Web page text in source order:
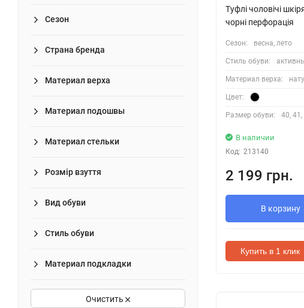
Сезон
Страна бренда
Материал верха
Материал подошвы
Материал стельки
Розмір взуття
Вид обуви
Стиль обуви
Материал подкладки
Очистить
Туфлі чоловічі
чорні перфорація
Сезон: весна, лето
Стиль обуви:
Материал верха:
Цвет:
Размер обуви: 40, 41,
В наличии
Код: 213140
2 199 грн.
В корзину
Купить в 1 клик